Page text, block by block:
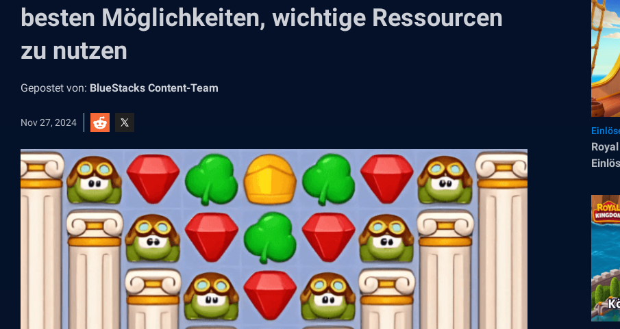
besten Möglichkeiten, wichtige Ressourcen
zu nutzen
Gepostet von: BlueStacks Content-Team
Nov 27, 2024